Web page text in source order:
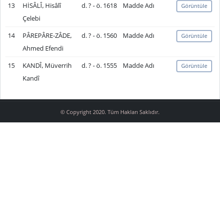
13
HİSÂLÎ, Hisâlî
Çelebi
d. ? - ö. 1618 Madde Adı Görüntüle
14
PÂREPÂRE-ZÂDE,
Ahmed Efendi
d. ? - ö. 1560 Madde Adı Görüntüle
15
KANDÎ, Müverrih
Kandî
d. ? - ö. 1555 Madde Adı Görüntüle
© Copyright 2020. Tüm Hakları Saklıdır.